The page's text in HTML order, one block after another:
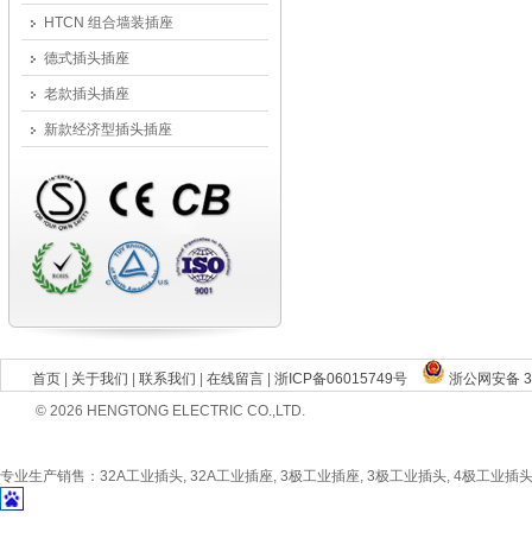
HTCN 组合墙装插座
德式插头插座
老款插头插座
新款经济型插头插座
首页 关于我们 联系我们 在线留言 浙ICP备06015749号
浙公网安备
© 2026 HENGTONG ELECTRIC CO.,LTD.
专业生产销售：32A工业插头, 32A工业插座, 3极工业插座, 3极工业插头, 4极工业